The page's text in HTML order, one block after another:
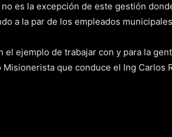
es la excepción de este gestión
a la par de los empleados
el ejemplo de trabajar con y para la
que conduce el Ing Carlos